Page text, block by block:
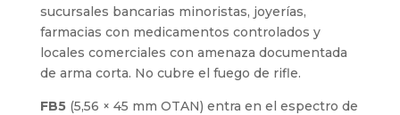
sucursales bancarias minoristas, joyerías,
farmacias con medicamentos controlados y
locales comerciales con amenaza documentada
de arma corta. No cubre el fuego de rifle.
FB5(5,56 × 45 mm OTAN) entra en el espectro de